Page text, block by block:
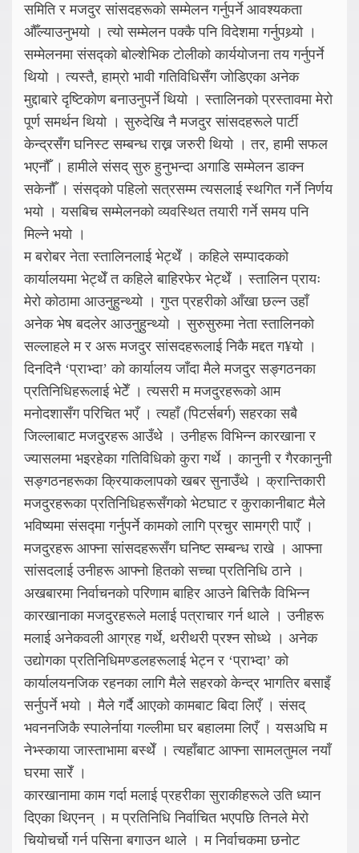
समिति र मजदुर सांसदहरूको सम्मेलन गर्नुपर्ने आवश्यकता
औँल्याउनुभयो । त्यो सम्मेलन पक्कै पनि विदेशमा गर्नुपथ्र्यो ।
सम्मेलनमा संसद्को बोल्शेभिक टोलीको कार्ययोजना तय गर्नुपर्ने
थियो । त्यस्तै, हाम्रो भावी गतिविधिसँग जोडिएका अनेक
मुद्दाबारे दृष्टिकोण बनाउनुपर्ने थियो । स्तालिनको प्रस्तावमा मेरो
पूर्ण समर्थन थियो । सुरुदेखि नै मजदुर सांसदहरूले पार्टी
केन्द्रसँग घनिस्ट सम्बन्ध राख्न जरुरी थियो । तर, हामी सफल
भएनौँ । हामीले संसद् सुरु हुनुभन्दा अगाडि सम्मेलन डाक्न
सकेनौँ । संसद्को पहिलो सत्रसम्म त्यसलाई स्थगित गर्ने निर्णय
भयो । यसबिच सम्मेलनको व्यवस्थित तयारी गर्ने समय पनि
मिल्ने भयो ।
म बरोबर नेता स्तालिनलाई भेट्थेँ । कहिले सम्पादकको
कार्यालयमा भेट्थेँ त कहिले बाहिरफेर भेट्थेँ । स्तालिन प्रायः
मेरो कोठामा आउनुहुन्थ्यो । गुप्त प्रहरीको आँखा छल्न उहाँ
अनेक भेष बदलेर आउनुहुन्थ्यो । सुरुसुरुमा नेता स्तालिनको
सल्लाहले म र अरू मजदुर सांसदहरूलाई निकै मद्दत ग¥यो ।
दिनदिनै ‘प्राभ्दा’ को कार्यालय जाँदा मैले मजदुर सङ्गठनका
प्रतिनिधिहरूलाई भेटेँ । त्यसरी म मजदुरहरूको आम
मनोदशासँग परिचित भएँ । त्यहाँ (पिटर्सबर्ग) सहरका सबै
जिल्लाबाट मजदुरहरू आउँथे । उनीहरू विभिन्न कारखाना र
ज्यासलमा भइरहेका गतिविधिको कुरा गर्थे । कानुनी र गैरकानुनी
सङ्गठनहरूका क्रियाकलापको खबर सुनाउँथे । क्रान्तिकारी
मजदुरहरूका प्रतिनिधिहरूसँगको भेटघाट र कुराकानीबाट मैले
भविष्यमा संसद्मा गर्नुपर्ने कामको लागि प्रचुर सामग्री पाएँ ।
मजदुरहरू आफ्ना सांसदहरूसँग घनिष्ट सम्बन्ध राखे । आफ्ना
सांसदलाई उनीहरू आफ्नो हितको सच्चा प्रतिनिधि ठाने ।
अखबारमा निर्वाचनको परिणाम बाहिर आउने बित्तिकै विभिन्न
कारखानाका मजदुरहरूले मलाई पत्राचार गर्न थाले । उनीहरू
मलाई अनेकवली आग्रह गर्थे, थरीथरी प्रश्न सोध्थे । अनेक
उद्योगका प्रतिनिधिमण्डलहरूलाई भेट्न र ‘प्राभ्दा’ को
कार्यालयनजिक रहनका लागि मैले सहरको केन्द्र भागतिर बसाइँ
सर्नुपर्ने भयो । मैले गर्दै आएको कामबाट बिदा लिएँ । संसद्
भवननजिकै स्पालेर्नाया गल्लीमा घर बहालमा लिएँ । यसअघि म
नेभ्स्काया जास्ताभामा बस्थेँ । त्यहाँबाट आफ्ना सामलतुमल नयाँ
घरमा सारेँ ।
कारखानामा काम गर्दा मलाई प्रहरीका सुराकीहरूले उति ध्यान
दिएका थिएनन् । म प्रतिनिधि निर्वाचित भएपछि तिनले मेरो
चियोचर्चो गर्न पसिना बगाउन थाले । म निर्वाचकमा छनोट